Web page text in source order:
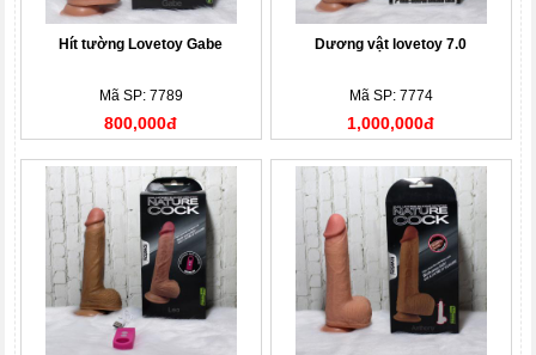
Hít tường Lovetoy Gabe
Mã SP: 7789
800,000đ
Dương vật lovetoy 7.0
Mã SP: 7774
1,000,000đ